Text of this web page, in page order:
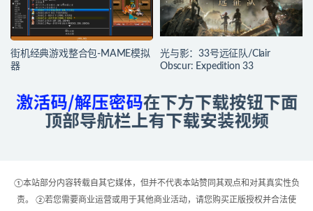
街机经典游戏整合包-MAME模拟
器
光与影：33号远征队/Clair
Obscur: Expedition 33
①本站部分内容转载自其它媒体，但并不代表本站赞同其观点和对其真实性负
责。 ②若您需要商业运营或用于其他商业活动，请您购买正版授权并合法使